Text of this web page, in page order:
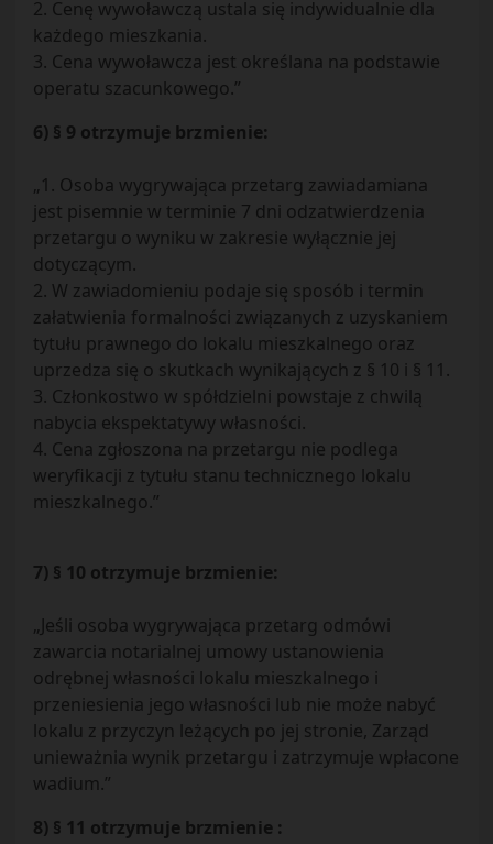
2. Cenę wywoławczą ustala się indywidualnie dla
każdego mieszkania.
3. Cena wywoławcza jest określana na podstawie
operatu szacunkowego.”
6) § 9 otrzymuje brzmienie:
„1. Osoba wygrywająca przetarg zawiadamiana
jest pisemnie w terminie 7 dni odzatwierdzenia
przetargu o wyniku w zakresie wyłącznie jej
dotyczącym.
2. W zawiadomieniu podaje się sposób i termin
załatwienia formalności związanych z uzyskaniem
tytułu prawnego do lokalu mieszkalnego oraz
uprzedza się o skutkach wynikających z § 10 i § 11.
3. Członkostwo w spółdzielni powstaje z chwilą
nabycia ekspektatywy własności.
4. Cena zgłoszona na przetargu nie podlega
weryfikacji z tytułu stanu technicznego lokalu
mieszkalnego.”
7) § 10 otrzymuje brzmienie:
„Jeśli osoba wygrywająca przetarg odmówi
zawarcia notarialnej umowy ustanowienia
odrębnej własności lokalu mieszkalnego i
przeniesienia jego własności lub nie może nabyć
lokalu z przyczyn leżących po jej stronie, Zarząd
unieważnia wynik przetargu i zatrzymuje wpłacone
wadium.”
8) § 11 otrzymuje brzmienie :